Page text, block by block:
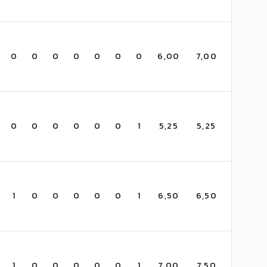
0 0 0 0 0 0 0 6,00 7,00
0 0 0 0 0 0 1 5,25 5,25
1 0 0 0 0 0 1 6,50 6,50